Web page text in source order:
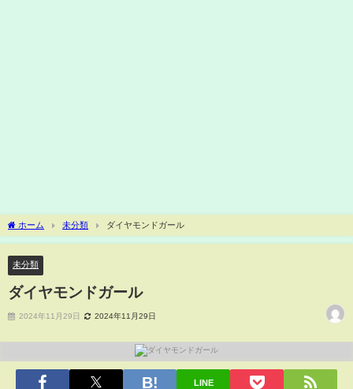
ホーム 未分類 ダイヤモンドガール
未分類
ダイヤモンドガール
2024年11月29日 2024年11月29日
LINE